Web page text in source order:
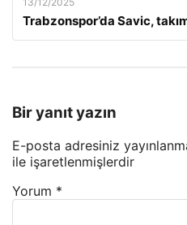
Trabzonspor’da Savic,
Bir yanıt yazın
E-posta adresiniz
ile işaretlenmişlerdir
Yorum *